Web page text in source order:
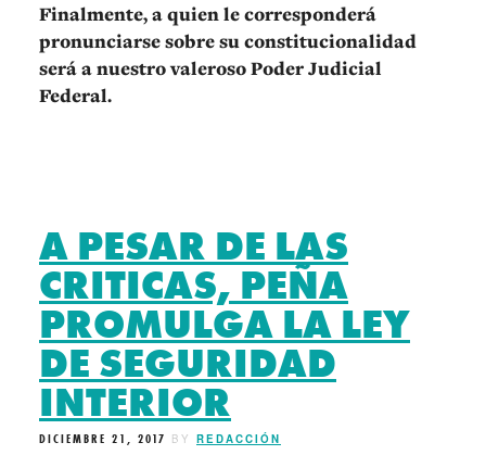
Finalmente, a quien le corresponderá
pronunciarse sobre su constitucionalidad
será a nuestro valeroso Poder Judicial
Federal.
A PESAR DE LAS
CRITICAS, PEÑA
PROMULGA LA LEY
DE SEGURIDAD
INTERIOR
DICIEMBRE 21, 2017 BY REDACCIÓN